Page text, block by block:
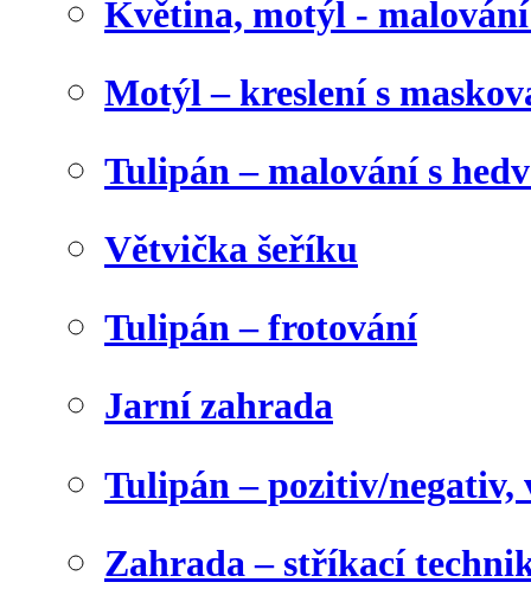
Květina, motýl -
Motýl – kreslení s
Tulipán – malování s
Větvička šeříku
Tulipán – frotování
Jarní zahrada
Tulipán – pozitiv/negativ,
Zahrada – stříkací